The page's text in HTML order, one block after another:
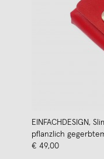
EINFACHDESIGN,
pflanzlich
€ 49,00